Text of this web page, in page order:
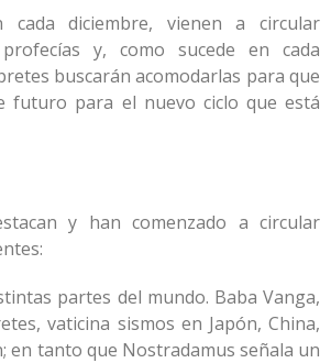
cada diciembre, vienen a circular
y, como sucede en cada
buscarán acomodarlas para que
futuro para el nuevo ciclo que está
y han comenzado a circular
partes del mundo. Baba Vanga,
vaticina sismos en Japón, China,
en tanto que Nostradamus señala un